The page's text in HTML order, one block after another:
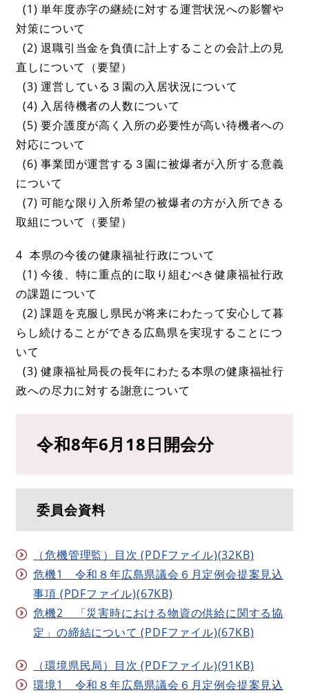
(1) 単年度赤字の継続に対する運営状況への影響や
対策について
(2) 退職引当金を負債に計上することの会計上の見
直しについて（要望）
(3) 運営している３園の入居状況について
(4) 入居待機者の人数について
(5) 要介護度が高く入所の必要性が高い待機者への
対応について
(6) 事業団が運営する３園に被爆者が入所する意義
について
(7) 可能な限り入所希望の被爆者の方が入所できる
取組について（要望）
4 本県の今後の健康福祉行政について
(1) 今後、特に重点的に取り組むべき健康福祉行政
の課題について
(2) 課題を克服し県民が将来にわたって安心して暮
らし続けることができる広島県を実現することにつ
いて
(3) 健康福祉局長の長年にわたる本県の健康福祉行
政への尽力に対する謝意について
令和8年6月18日開会分
委員会資料
（危機管理監）目次 (PDFファイル)(32KB)
危機1 令和８年広島県議会６月定例会提案見込
事項 (PDFファイル)(67KB)
危機2 「災害時における物資の供給に関する協
定」の締結について (PDFファイル)(67KB)
（環境県民局）目次 (PDFファイル)(91KB)
環境1 令和８年広島県議会６月定例会提案見込